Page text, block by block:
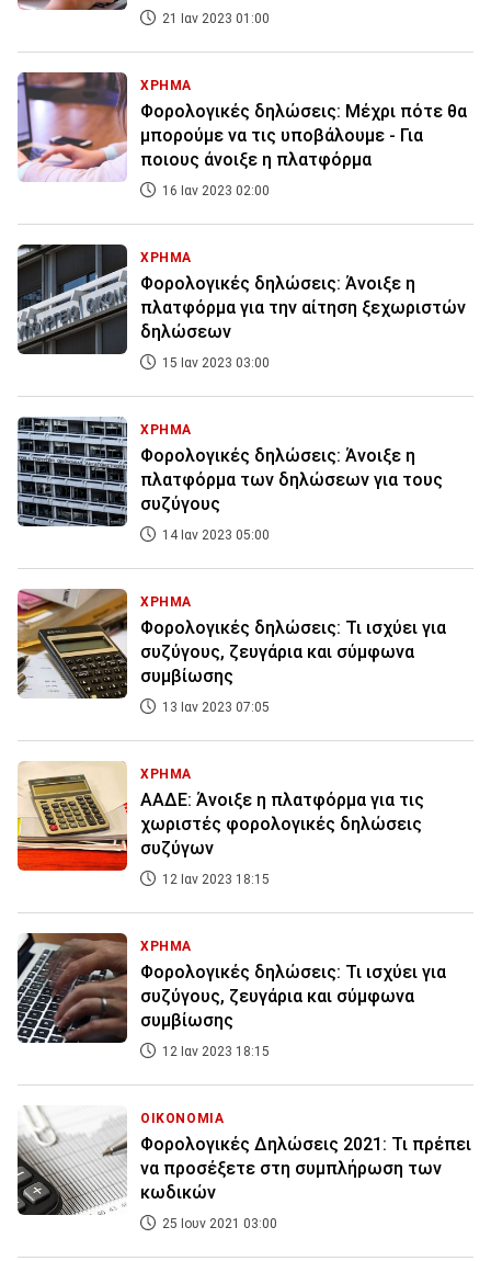
21 Ιαν 2023 01:00
ΧΡΗΜΑ
Φορολογικές δηλώσεις: Μέχρι πότε θα
μπορούμε να τις υποβάλουμε - Για
ποιους άνοιξε η πλατφόρμα
16 Ιαν 2023 02:00
ΧΡΗΜΑ
Φορολογικές δηλώσεις: Άνοιξε η
πλατφόρμα για την αίτηση ξεχωριστών
δηλώσεων
15 Ιαν 2023 03:00
ΧΡΗΜΑ
Φορολογικές δηλώσεις: Άνοιξε η
πλατφόρμα των δηλώσεων για τους
συζύγους
14 Ιαν 2023 05:00
ΧΡΗΜΑ
Φορολογικές δηλώσεις: Τι ισχύει για
συζύγους, ζευγάρια και σύμφωνα
συμβίωσης
13 Ιαν 2023 07:05
ΧΡΗΜΑ
ΑΑΔΕ: Άνοιξε η πλατφόρμα για τις
χωριστές φορολογικές δηλώσεις
συζύγων
12 Ιαν 2023 18:15
ΧΡΗΜΑ
Φορολογικές δηλώσεις: Τι ισχύει για
συζύγους, ζευγάρια και σύμφωνα
συμβίωσης
12 Ιαν 2023 18:15
ΟΙΚΟΝΟΜΙΑ
Φορολογικές Δηλώσεις 2021: Τι πρέπει
να προσέξετε στη συμπλήρωση των
κωδικών
25 Ιουν 2021 03:00